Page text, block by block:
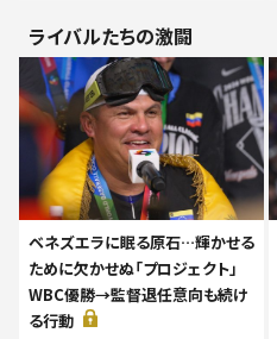
ライバルたちの激闘
ベネズエラに眠る原石…輝かせる
ために欠かせぬ「プロジェクト」
WBC優勝→監督退任意向も続け
る行動